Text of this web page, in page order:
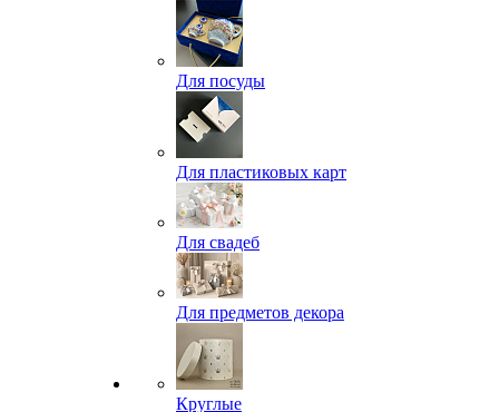
Для посуды
Для пластиковых карт
Для свадеб
Для предметов декора
Круглые